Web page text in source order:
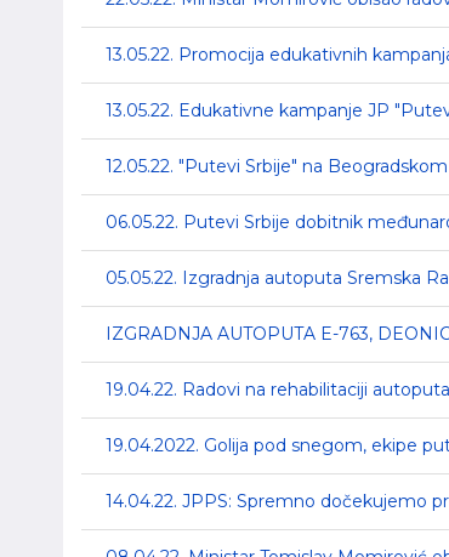
13.05.22. Promocija edukativnih
13.05.22. Edukativne kampanje JP
12.05.22. "Putevi Srbije" na
06.05.22. Putevi Srbije dobitnik
05.05.22. Izgradnja autoputa Sremska
IZGRADNJA AUTOPUTA E-763,
19.04.22. Radovi na rehabilitaciji
19.04.2022. Golija pod snegom, ekipe
14.04.22. JPPS: Spremno dočekujemo